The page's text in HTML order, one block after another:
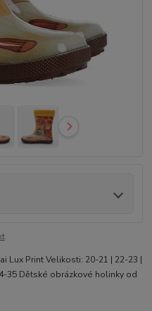
Lux Print Velikosti: 20-21 | 22-23 |
35 Dětské obrázkové holinky od